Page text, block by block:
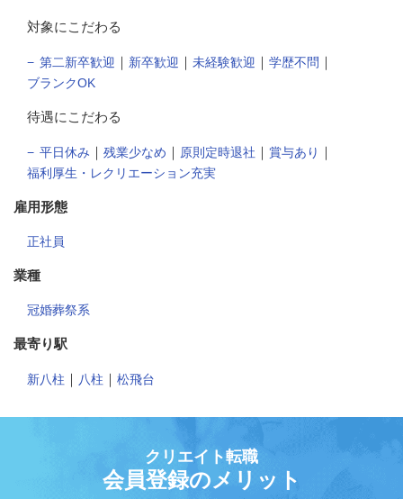
対象にこだわる
第二新卒歓迎 ｜ 新卒歓迎 ｜ 未経験歓迎 ｜ 学歴不問 ｜
ブランクOK
待遇にこだわる
平日休み ｜ 残業少なめ ｜ 原則定時退社 ｜ 賞与あり ｜
福利厚生・レクリエーション充実
雇用形態
正社員
業種
冠婚葬祭系
最寄り駅
新八柱 ｜ 八柱 ｜ 松飛台
クリエイト転職
会員登録のメリット